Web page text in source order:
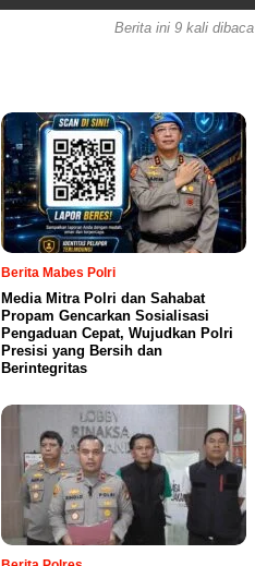
Berita ini 9 kali dibaca
Berita Mabes Polri
Media Mitra Polri dan Sahabat
Propam Gencarkan Sosialisasi
Pengaduan Cepat, Wujudkan Polri
Presisi yang Bersih dan
Berintegritas